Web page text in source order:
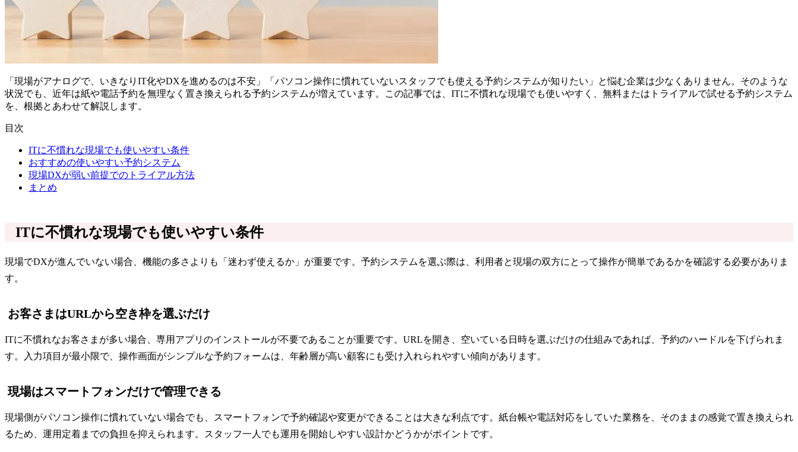
「現場がアナログで、いきなりIT化やDXを進めるのは不安」「パソコン操作に慣れていないスタッフでも使える予約システムが知りたい」と悩む企業は少なくありません。そのような
状況でも、近年は紙や電話予約を無理なく置き換えられる予約システムが増えています。この記事では、ITに不慣れな現場でも使いやすく、無料またはトライアルで試せる予約システム
を、根拠とあわせて解説します。
目次
ITに不慣れな現場でも使いやすい条件
おすすめの使いやすい予約システム
現場DXが弱い前提でのトライアル方法
まとめ
ITに不慣れな現場でも使いやすい条件
現場でDXが進んでいない場合、機能の多さよりも「迷わず使えるか」が重要です。予約システムを選ぶ際は、利用者と現場の双方にとって操作が簡単であるかを確認する必要がありま
す。
お客さまはURLから空き枠を選ぶだけ
ITに不慣れなお客さまが多い場合、専用アプリのインストールが不要であることが重要です。URLを開き、空いている日時を選ぶだけの仕組みであれば、予約のハードルを下げられま
す。入力項目が最小限で、操作画面がシンプルな予約フォームは、年齢層が高い顧客にも受け入れられやすい傾向があります。
現場はスマートフォンだけで管理できる
現場側がパソコン操作に慣れていない場合でも、スマートフォンで予約確認や変更ができることは大きな利点です。紙台帳や電話対応をしていた業務を、そのままの感覚で置き換えられ
るため、運用定着までの負担を抑えられます。スタッフ一人でも運用を開始しやすい設計かどうかがポイントです。